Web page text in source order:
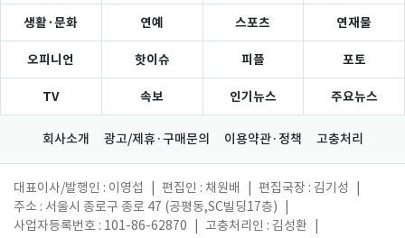
생활·문화 연예 스포츠 연재물
오피니언 핫이슈 피플 포토
TV 속보 인기뉴스 주요뉴스
회사소개 광고/제휴·구매문의 이용약관·정책 고충처리
대표이사/발행인 : 이영섭 편집인 : 채원배 편집국장 : 김기성
주소 : 서울시 종로구 종로 47 (공평동,SC빌딩17층)
사업자등록번호 : 101-86-62870
고충처리인 : 김성환